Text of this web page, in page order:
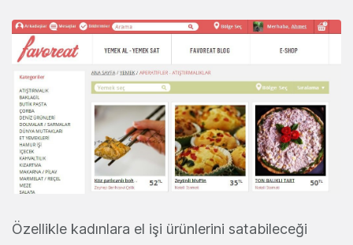
Özellikle kadınlara el işi ürünlerini satabileceği